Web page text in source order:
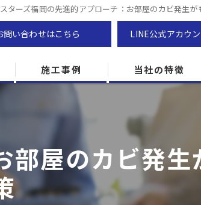
ターズ福岡の先進的アプローチ：お部屋のカビ発生
問い合わせはこちら LINE公式アカウ
施工事例 当社の特徴
防カビ
カビ専門
ZEH住宅
部屋のカビ発生